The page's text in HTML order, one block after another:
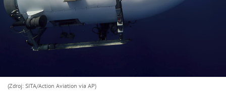
(Zdroj: SITA/Action Aviation via AP)